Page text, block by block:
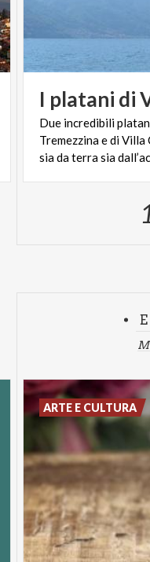
I platani di
Due incredibili
Tremezzina e di
sia da terra sia
ARTE E CULTURA